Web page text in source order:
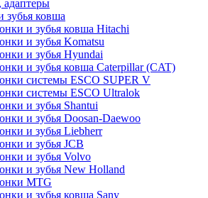
зубья ковша
и зубья ковша Hitachi
и зубья Komatsu
и зубья Hyundai
и зубья ковша Caterpillar (CAT)
системы ESCO SUPER V
системы ESCO Ultralok
и зубья Shantui
и зубья Doosan-Daewoo
и зубья Liebherr
и зубья JCB
и зубья Volvo
и зубья New Holland
MTG
и зубья ковша Sany